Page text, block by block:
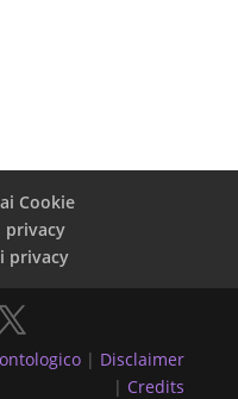
Cookie
privacy
privacy
| Disclaimer
| Credits